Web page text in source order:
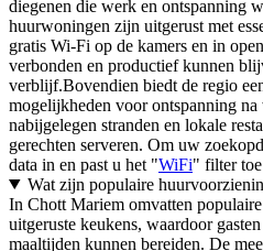
diegenen die werk en ontspanning
huurwoningen zijn uitgerust met
gratis Wi-Fi op de kamers en in
verbonden en productief kunnen
verblijf.Bovendien biedt de regio
mogelijkheden voor ontspanning
nabijgelegen stranden en lokale
gerechten serveren. Om uw
data in en past u het "WiFi" filter
Wat zijn populaire
In Chott Mariem omvatten
uitgeruste keukens, waardoor
maaltijden kunnen bereiden. De